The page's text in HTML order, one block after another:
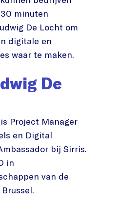
minuten
De Locht om
digitale en
waar te maken.
De
Project Manager
en Digital
bij Sirris.
in
van de